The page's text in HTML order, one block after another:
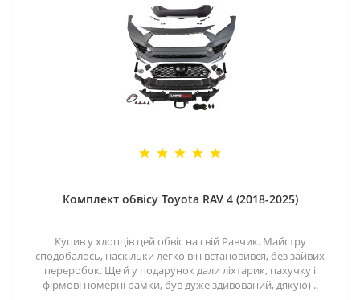
Комплект обвісу Toyota RAV 4 (2018-2025)
Купив у хлопців цей обвіс на свій Равчик. Майстру
сподобалось, наскільки легко він встановився, без зайвих
переробок. Ще й у подарунок дали ліхтарик, пахучку і
фірмові номерні рамки, був дуже здивований, дякую) ..